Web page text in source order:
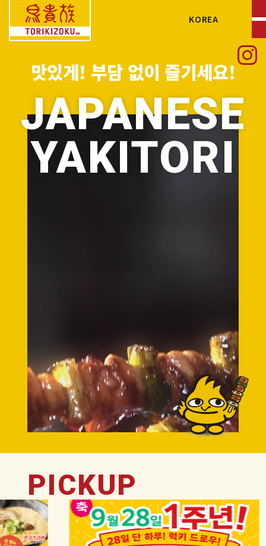
MENU
LOCATION
NEWS
KOREA
맛있게! 부담 없이 즐기세요!
JAPANESE
YAKITORI
PICKUP